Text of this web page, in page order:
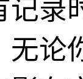
记录
无论